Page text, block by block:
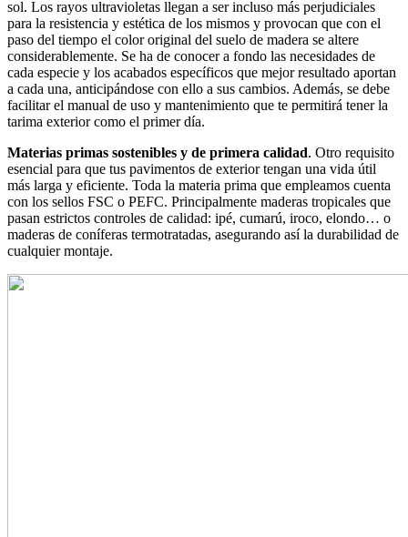
sol. Los rayos ultravioletas llegan a ser incluso más perjudiciales
para la resistencia y estética de los mismos y provocan que con el
paso del tiempo el color original del suelo de madera se altere
considerablemente. Se ha de conocer a fondo las necesidades de
cada especie y los acabados específicos que mejor resultado aportan
a cada una, anticipándose con ello a sus cambios. Además, se debe
facilitar el manual de uso y mantenimiento que te permitirá tener la
tarima exterior como el primer día.
Materias primas sostenibles y de primera calidad. Otro requisito
esencial para que tus pavimentos de exterior tengan una vida útil
más larga y eficiente. Toda la materia prima que empleamos cuenta
con los sellos FSC o PEFC. Principalmente maderas tropicales que
pasan estrictos controles de calidad: ipé, cumarú, iroco, elondo… o
maderas de coníferas termotratadas, asegurando así la durabilidad de
cualquier montaje.